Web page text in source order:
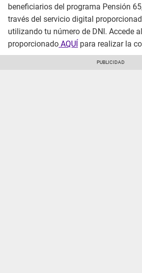
beneficiarios del programa Pensión
través del servicio digital
utilizando tu número de DNI. Accede
proporcionado AQUÍ para realizar la